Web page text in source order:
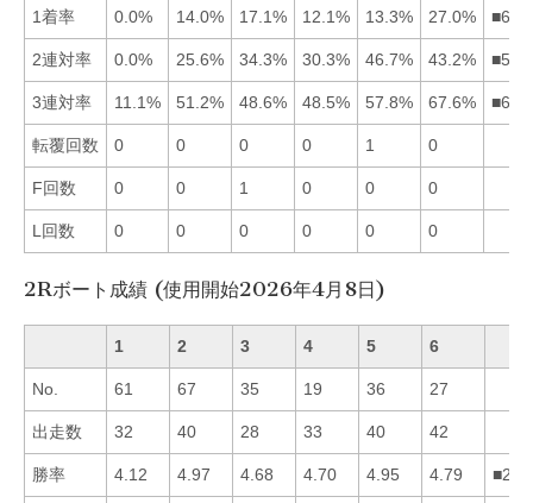
1着率 0.0% 14.0% 17.1% 12.1% 13.3% 27.0%
2連対率 0.0% 25.6% 34.3% 30.3% 46.7% 43.2%
3連対率 11.1% 51.2% 48.6% 48.5% 57.8% 67.6%
転覆回数 0 0 0 0 1 0
F回数 0 0 1 0 0 0
L回数 0 0 0 0 0 0
2Rボート成績 (使用開始2026年4月8日)
1 2 3 4 5 6
No. 61 67 35 19 36 27
出走数 32 40 28 33 40 42
勝率 4.12 4.97 4.68 4.70 4.95 4.79